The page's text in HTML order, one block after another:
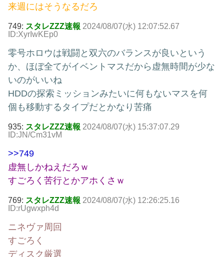
来週にはそうなるだろ
749: スタレZZZ速報 2024/08/07(水) 12:07:52.67
ID:XyrIwKEp0
零号ホロウは戦闘と双六のバランスが良いという
か、ほぼ全てがイベントマスだから虚無時間が少な
いのがいいね
HDDの探索ミッションみたいに何もないマスを何
個も移動するタイプだとかなり苦痛
935: スタレZZZ速報 2024/08/07(水) 15:37:07.29
ID:JN/Cm31vM
>>749
虚無しかねえだろｗ
すごろく苦行とかアホくさｗ
769: スタレZZZ速報 2024/08/07(水) 12:26:25.16
ID:rUgwxph4d
ニネヴァ周回
すごろく
ディスク厳選